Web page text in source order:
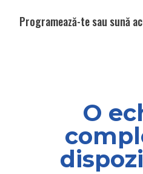
Programează-te sau sună
O